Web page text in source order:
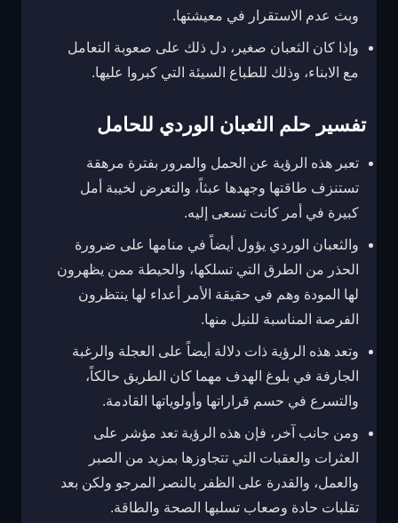
وبث عدم الاستقرار في معيشتها.
وإذا كان الثعبان صغير، دل ذلك على صعوبة التعامل
مع الابناء، وذلك للطباع السيئة التي كبروا عليها.
تفسير حلم الثعبان الوردي للحامل
تعبر هذه الرؤية عن الحمل والمرور بفترة مرهقة
تستنزف طاقتها وجهدها عبثاً، والتعرض لخيبة أمل
كبيرة في أمر كانت تسعى إليه.
والثعبان الوردي يؤول أيضاً في منامها على ضرورة
الحذر من الطرق التي تسلكها، والحيطة ممن يظهرون
لها المودة وهم في حقيقة الأمر أعداء لها ينتظرون
الفرصة المناسبة للنيل منها.
وتعد هذه الرؤية ذات دلالة أيضاً على العجلة والرغبة
الجارفة في بلوغ الهدف مهما كان الطريق حالكاً،
والتسرع في حسم قراراتها وأولوياتها القادمة.
ومن جانب آخر، فإن هذه الرؤية تعد مؤشر على
العثرات والعقبات التي تتجاوزها بمزيد من الصبر
والعمل، والقدرة على الظفر بالنصر المرجو ولكن بعد
تقلبات حادة وصعاب تسلبها الصحة والطاقة.